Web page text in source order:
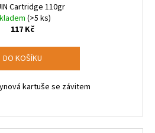
Cartridge 110gr
(>5 ks)
117 Kč
DO KOŠÍKU
kartuše se závitem